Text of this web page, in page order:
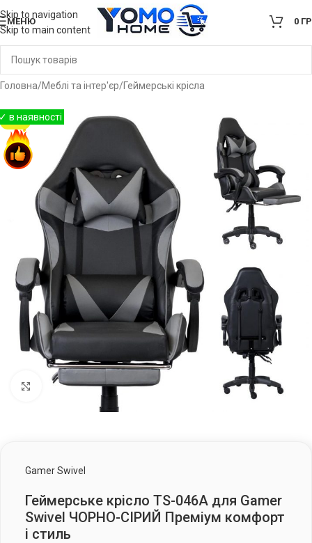
Skip to navigation
Skip to main content
МЕНЮ 0
Головна/Меблі та інтер'єр/Геймерські крісла
-21%
Клацніть, щоб збільшити
Gamer Swivel
Геймерське крісло TS-046A для Gamer
Swivel ЧОРНО-СІРИЙ Преміум комфорт
і стиль